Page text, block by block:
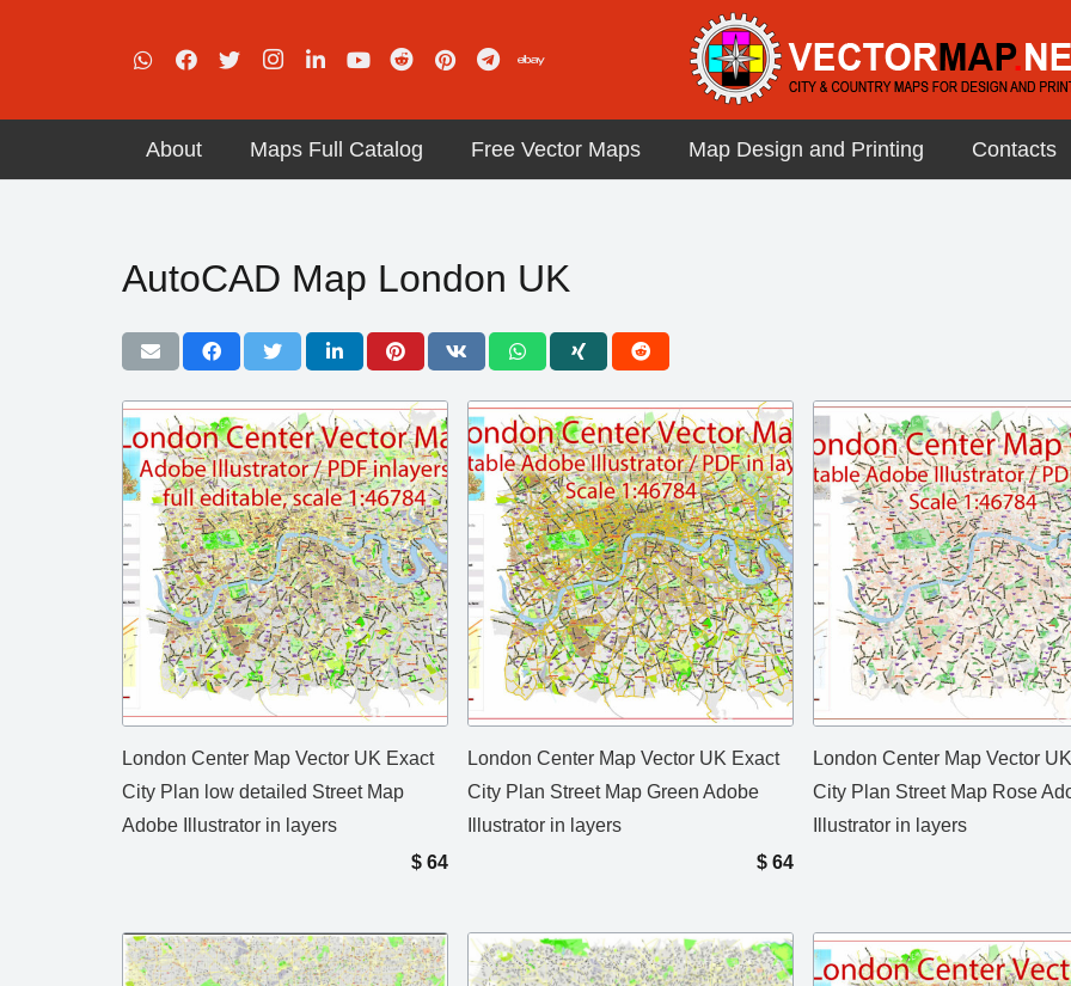
About Maps Full Catalog Free Vector Maps Map Design and Printing Contacts
AutoCAD Map London UK
London Center Map Vector UK Exact
City Plan low detailed Street Map
Adobe Illustrator in layers
$ 64
London Center Map Vector UK Exact
City Plan Street Map Green Adobe
Illustrator in layers
$ 64
London Center Map Vector
City Plan Street Map Rose
Illustrator in layers